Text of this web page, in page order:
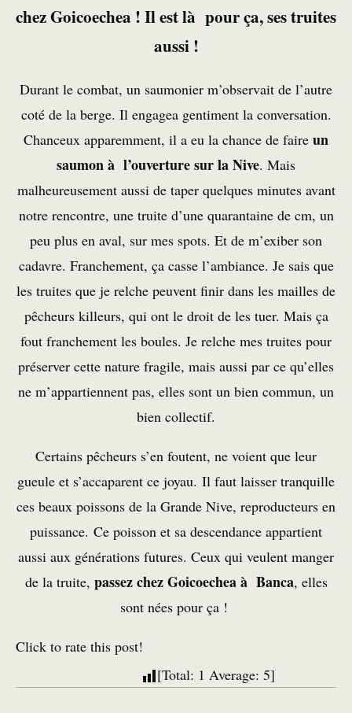
chez Goicoechea ! Il est là pour ça, ses truites
aussi !
Durant le combat, un saumonier m’observait de l’autre
coté de la berge. Il engagea gentiment la conversation.
Chanceux apparemment, il a eu la chance de faire un
saumon à l’ouverture sur la Nive. Mais
malheureusement aussi de taper quelques minutes avant
notre rencontre, une truite d’une quarantaine de cm, un
peu plus en aval, sur mes spots. Et de m’exiber son
cadavre. Franchement, ça casse l’ambiance. Je sais que
les truites que je relche peuvent finir dans les mailles de
pêcheurs killeurs, qui ont le droit de les tuer. Mais ça
fout franchement les boules. Je relche mes truites pour
préserver cette nature fragile, mais aussi par ce qu’elles
ne m’appartiennent pas, elles sont un bien commun, un
bien collectif.
Certains pêcheurs s’en foutent, ne voient que leur
gueule et s’accaparent ce joyau. Il faut laisser tranquille
ces beaux poissons de la Grande Nive, reproducteurs en
puissance. Ce poisson et sa descendance appartient
aussi aux générations futures. Ceux qui veulent manger
de la truite, passez chez Goicoechea à Banca, elles
sont nées pour ça !
Click to rate this post!
[Total: 1 Average: 5]